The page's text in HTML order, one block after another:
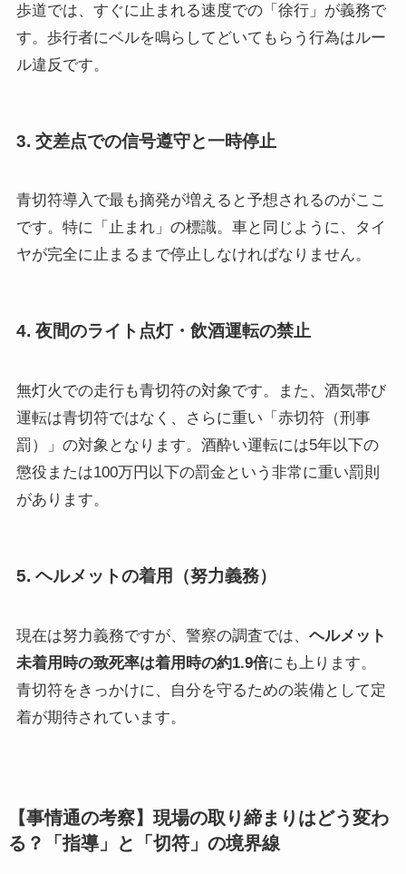
歩道では、すぐに止まれる速度での「徐行」が義務で
す。歩行者にベルを鳴らしてどいてもらう行為はルー
ル違反です。
3. 交差点での信号遵守と一時停止
青切符導入で最も摘発が増えると予想されるのがここ
です。特に「止まれ」の標識。車と同じように、タイ
ヤが完全に止まるまで停止しなければなりません。
4. 夜間のライト点灯・飲酒運転の禁止
無灯火での走行も青切符の対象です。また、酒気帯び
運転は青切符ではなく、さらに重い「赤切符（刑事
罰）」の対象となります。酒酔い運転には5年以下の
懲役または100万円以下の罰金という非常に重い罰則
があります。
5. ヘルメットの着用（努力義務）
現在は努力義務ですが、警察の調査では、 ヘルメット
未着用時の致死率は着用時の約1.9倍にも上ります。
青切符をきっかけに、自分を守るための装備として定
着が期待されています。
【事情通の考察】現場の取り締まりはどう変わ
る？「指導」と「切符」の境界線